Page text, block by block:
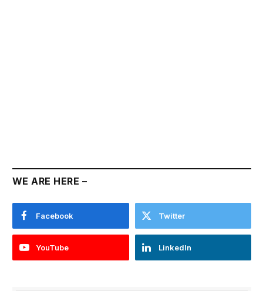
WE ARE HERE –
Facebook Twitter
YouTube LinkedIn